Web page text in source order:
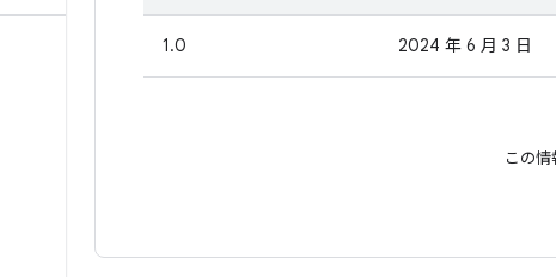
1.0 2024 年 6 月 3 日
この